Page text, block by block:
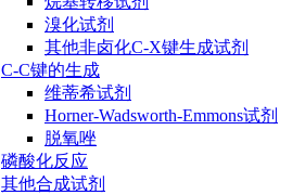
溴化试剂
其他非卤化C-X键生成试剂
C-C键的生成
维蒂希试剂
Horner-Wadsworth-Emmons试剂
脱氧唑
磷酸化反应
其他合成试剂